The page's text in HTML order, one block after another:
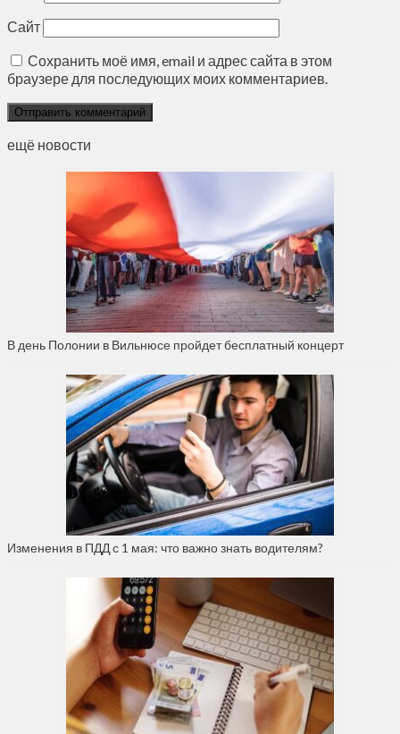
Сайт
Сохранить моё имя, email и адрес сайта в этом
браузере для последующих моих комментариев.
ещё новости
В день Полонии в Вильнюсе пройдет бесплатный концерт
Изменения в ПДД с 1 мая: что важно знать водителям?